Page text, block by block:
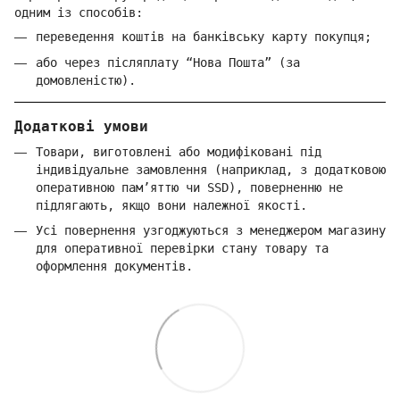
одним із способів:
переведення коштів на банківську карту покупця;
або через післяплату “Нова Пошта” (за
домовленістю).
Додаткові умови
Товари, виготовлені або модифіковані під
індивідуальне замовлення (наприклад, з додатковою
оперативною пам’яттю чи SSD), поверненню не
підлягають, якщо вони належної якості.
Усі повернення узгоджуються з менеджером магазину
для оперативної перевірки стану товару та
оформлення документів.